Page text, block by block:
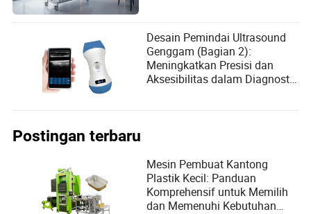
Desain Pemindai Ultrasound
Genggam (Bagian 2):
Meningkatkan Presisi dan
Aksesibilitas dalam Diagnostik
Postingan terbaru
Mesin Pembuat Kantong
Plastik Kecil: Panduan
Komprehensif untuk Memilih
dan Memenuhi Kebutuhan